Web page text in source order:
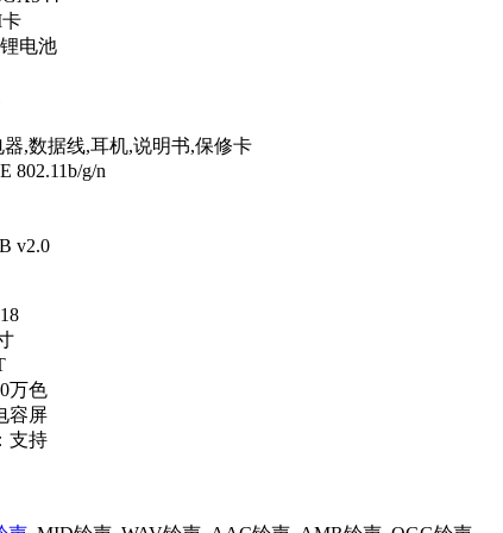
电池
,数据线,耳机,说明书,保修卡
802.11b/g/n
v2.0
万色
容屏
支持